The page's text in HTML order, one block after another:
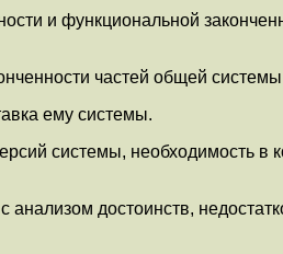
и функциональной
частей общей
ему системы.
системы, необходимость в
достоинств,